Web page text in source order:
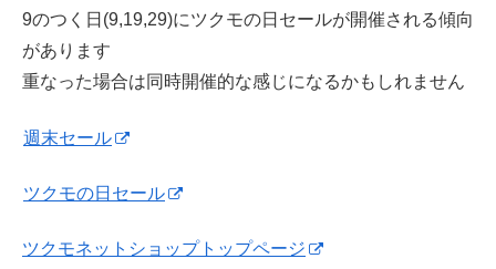
9のつく日(9,19,29)にツクモの日セールが開催される傾向
があります
重なった場合は同時開催的な感じになるかもしれません
週末セール
ツクモの日セール
ツクモネットショップトップページ